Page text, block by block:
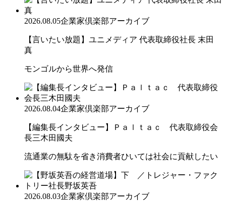
2026.08.05企業家倶楽部アーカイブ
【言いたい放題】ユニメディア 代表取締役社長 末田
真
モンゴルから世界へ発信
2026.08.04企業家倶楽部アーカイブ
【編集長インタビュー】Ｐａｌｔａｃ 代表取締役会
長三木田國夫
流通業の無駄を省き消費者ひいては社会に貢献したい
2026.08.03企業家倶楽部アーカイブ